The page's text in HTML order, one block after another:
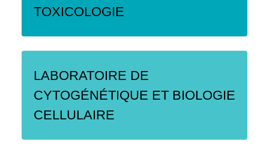
TOXICOLOGIE
LABORATOIRE DE
CYTOGÉNÉTIQUE ET BIOLOGIE
CELLULAIRE